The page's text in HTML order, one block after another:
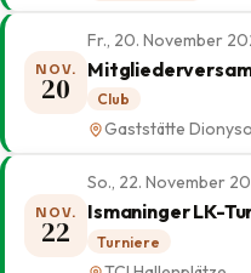
NOV.
20
Fr., 20. November
Club
Gaststätte
NOV.
22
So., 22. November
Ismaninger LK-
Turniere